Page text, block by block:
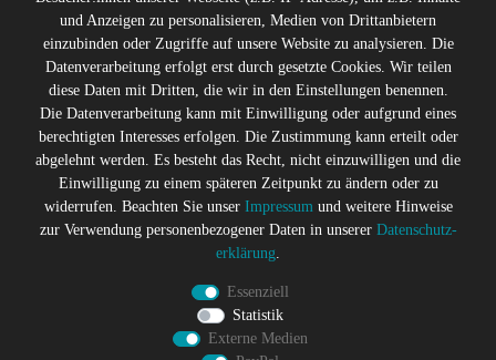
* Alle Preise inkl. gesetzl. Mehrwertsteuer zzgl.Versandkosten
** Die durchgestrichenen Preise entsprechen dem ehemaligen
Preis des Verkäufers
Gerne halten wir Sie auf dem
Laufenden
Abonniere den Suicide Glam Newsletter um über Trends,
Schnäppchen, Gutscheine Aktionen und Angebote per E-
Mail informiert zu werden, und erhalte einen 10% Rabatt
Gutschein nach erfolgreicher Anmeldung. Eine
Abmeldung ist jederzeit möglich
und Anzeigen zu personalisieren, Medien von Drittanbietern
einzubinden oder Zugriffe auf unsere Website zu analysieren. Die
Datenverarbeitung erfolgt erst durch gesetzte Cookies. Wir teilen
diese Daten mit Dritten, die wir in den Einstellungen benennen.
Die Datenverarbeitung kann mit Einwilligung oder aufgrund eines
berechtigten Interesses erfolgen. Die Zustimmung kann erteilt oder
abgelehnt werden. Es besteht das Recht, nicht einzuwilligen und die
Einwilligung zu einem späteren Zeitpunkt zu ändern oder zu
widerrufen. Beachten Sie unser Impressumund weitere Hinweise
zur Verwendung personenbezogener Daten in unserer Daten­schutz­
erklärung.
Essenziell
Statistik
Externe Medien